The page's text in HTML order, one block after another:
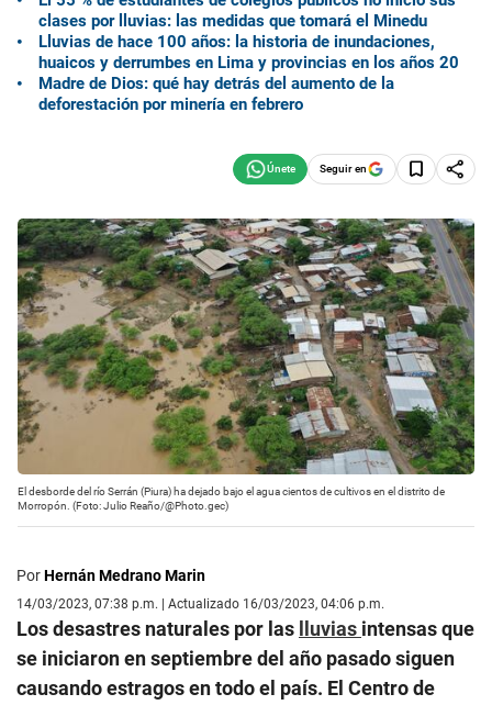
clases por lluvias: las medidas que tomará el Minedu
Lluvias de hace 100 años: la historia de inundaciones,
huaicos y derrumbes en Lima y provincias en los años 20
Madre de Dios: qué hay detrás del aumento de la
deforestación por minería en febrero
Seguir en
El desborde del río Serrán (Piura) ha dejado bajo el agua cientos de cultivos en el distrito de
Morropón. (Foto: Julio Reaño/@Photo.gec)
PorHernán Medrano Marin
14/03/2023, 07:38 p.m. | Actualizado 16/03/2023, 04:06 p.m.
Los desastres naturales por las lluvias intensas que
se iniciaron en septiembre del año pasado siguen
causando estragos en todo el país. El Centro de